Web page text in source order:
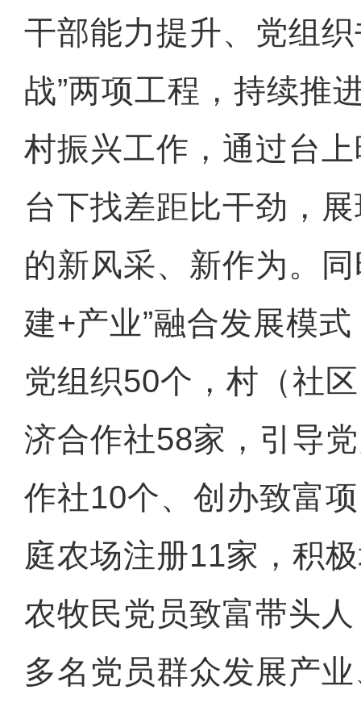
干部能力提升、党组
战”两项工程，持续推
村振兴工作，通过台
台下找差距比干劲，
的新风采、新作为。
建+产业”融合发展模
党组织50个，村（社
济合作社58家，引导
作社10个、创办致富
庭农场注册11家，积
农牧民党员致富带头
多名党员群众发展产